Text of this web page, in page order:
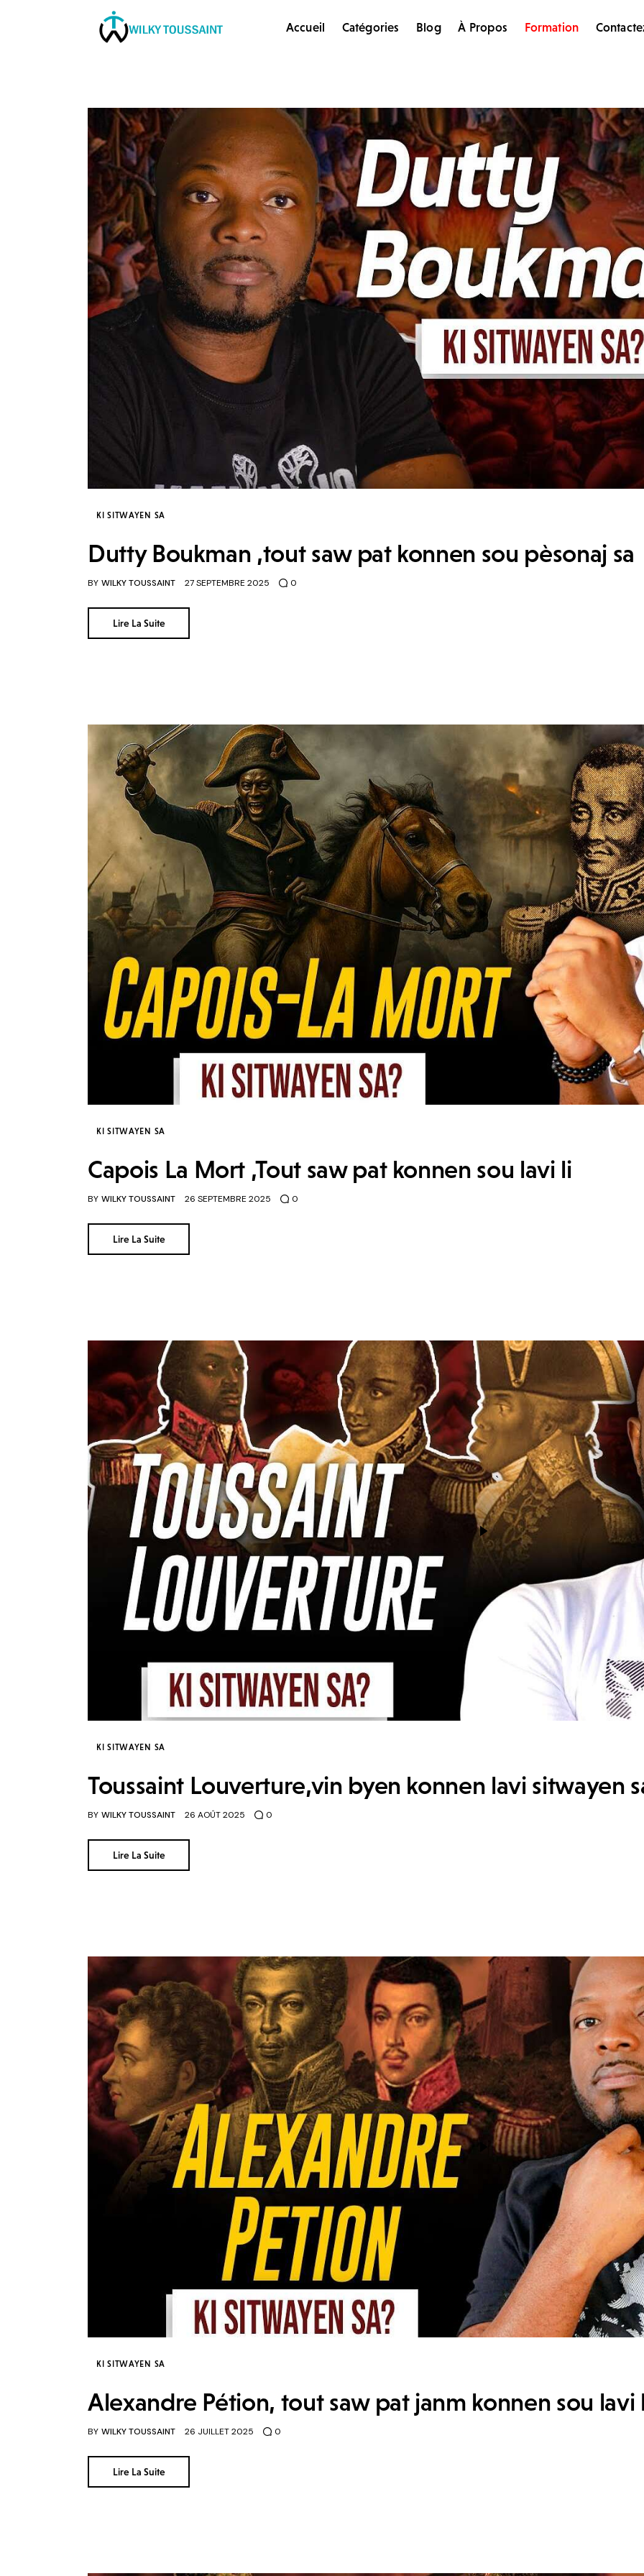
Accueil Catégories Blog À Propos Formation
KI SITWAYEN SA
Dutty Boukman ,tout saw pat konnen sou pèsonaj sa
BY WILKY TOUSSAINT 27 SEPTEMBRE 2025 0
Lire La Suite
KI SITWAYEN SA
Capois La Mort ,Tout saw pat konnen sou lavi li
BY WILKY TOUSSAINT 26 SEPTEMBRE 2025 0
Lire La Suite
KI SITWAYEN SA
Toussaint Louverture,vin byen konnen lavi sitwayen
BY WILKY TOUSSAINT 26 AOÛT 2025 0
Lire La Suite
KI SITWAYEN SA
Alexandre Pétion, tout saw pat janm konnen sou lavi
BY WILKY TOUSSAINT 26 JUILLET 2025 0
Lire La Suite